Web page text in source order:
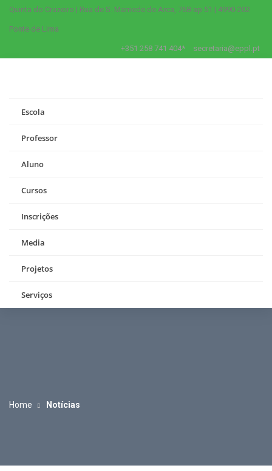
Quinta do Cruzeiro | Rua de S. Mamede de Arca, 768-ap 51 | 4990-202
Ponte de Lima
+351 258 741 404* secretaria@eppl.pt
Escola
Professor
Aluno
Cursos
Inscrições
Media
Projetos
Serviços
Home Notícias